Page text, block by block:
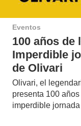
Eventos
100 años de
Imperdible
de Olivari
Olivari, el
presenta 100
imperdible